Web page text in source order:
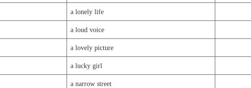
a lonely life
a loud voice
a lovely picture
a lucky girl
a narrow street